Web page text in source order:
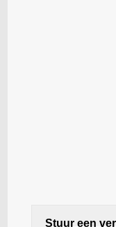
Stuur een